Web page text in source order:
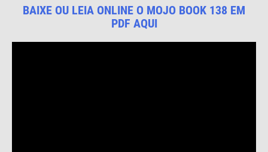
BAIXE OU LEIA ONLINE O MOJO BOOK 138 EM
PDF AQUI